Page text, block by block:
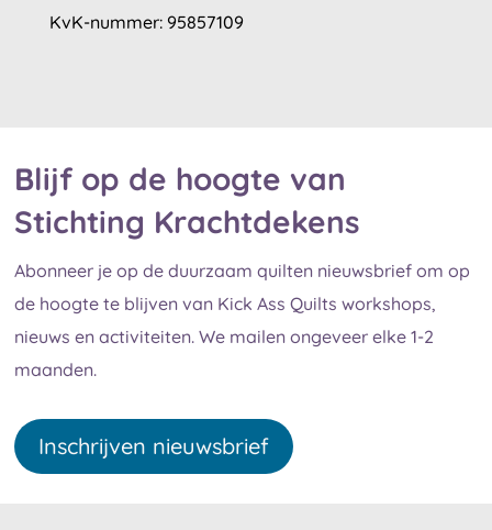
KvK-nummer: 95857109
Blijf op de hoogte van
Stichting Krachtdekens
Abonneer je op de duurzaam quilten nieuwsbrief om op
de hoogte te blijven van Kick Ass Quilts workshops,
nieuws en activiteiten. We mailen ongeveer elke 1-2
maanden.
Inschrijven nieuwsbrief